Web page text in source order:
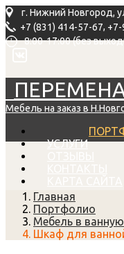
г. Нижний Новгород,
+7 (831) 414-57-67,
8:00-17:00 (без
Мебель на заказ в
УСЛУГИ
Главная
Портфолио
Мебель в
Шкаф для